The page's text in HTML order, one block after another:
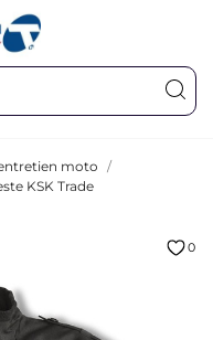
moto
KSK Trade
0